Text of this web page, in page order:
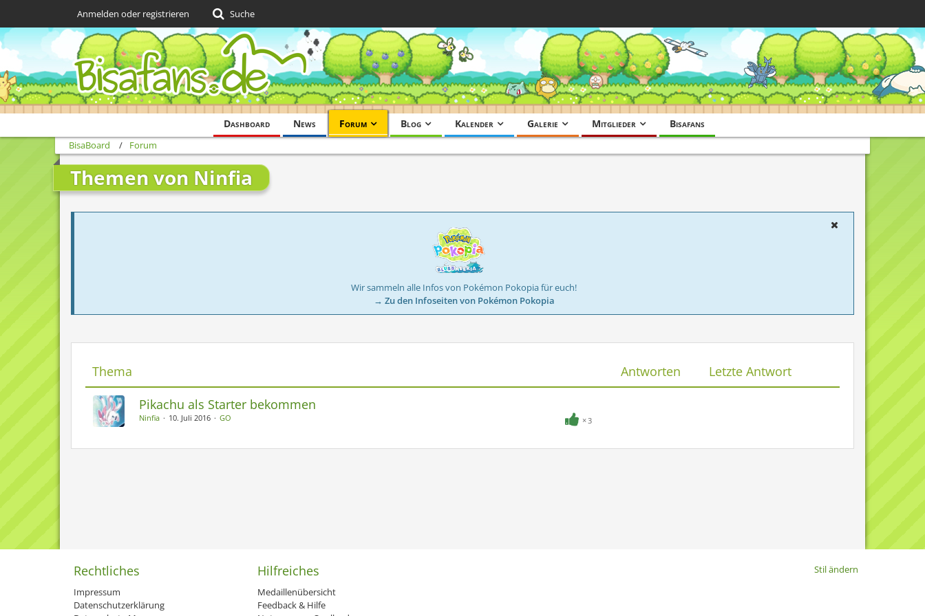
Dashboard News Forum Blog Kalender Galerie Mitglieder Bisafans
Anmelden oder registrieren Suche
BisaBoard Forum
Themen von Ninfia
Wir sammeln alle Infos von Pokémon Pokopia für euch!
→ Zu den Infoseiten von Pokémon Pokopia
Thema Antworten
Letzte Antwort
Pikachu als Starter bekommen
3
Ninfia 10. Juli 2016 GO
Stil ändern
Rechtliches
Impressum
Datenschutzerklärung
Hilfreiches
Medaillenübersicht
Feedback & Hilfe